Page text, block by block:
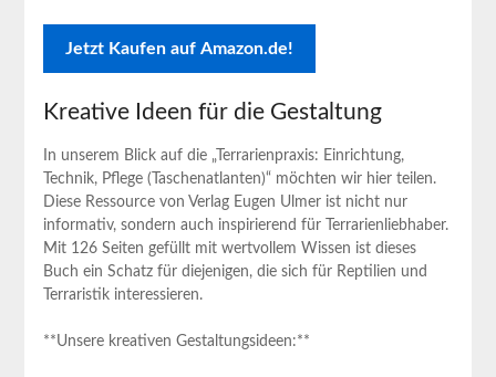
Jetzt Kaufen auf ​Amazon.de!
Kreative ​Ideen für die Gestaltung
In unserem Blick auf die „Terrarienpraxis: Einrichtung,
Technik, Pflege⁣ (Taschenatlanten)“ möchten wir hier teilen.
Diese Ressource von Verlag Eugen Ulmer ist​ nicht nur
informativ, sondern auch inspirierend für Terrarienliebhaber.
Mit 126 Seiten gefüllt mit wertvollem Wissen‍ ist dieses⁣
Buch ein Schatz für diejenigen, die sich für Reptilien und
Terraristik ​interessieren.
**Unsere kreativen Gestaltungsideen:**